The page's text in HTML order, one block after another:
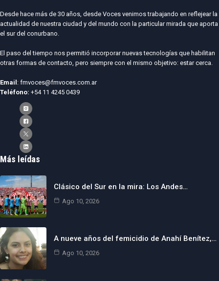
Desde hace más de 30 años, desde Voces venimos trabajando en reflejear la
actualidad de nuestra ciudad y del mundo con la particular mirada que aporta
el sur del conurbano.
El paso del tiempo nos permitió incorporar nuevas tecnologías que habilitan
otras formas de contacto, pero siempre con el mismo objetivo: estar cerca.
Email : fmvoces@fmvoces.com.ar
Teléfono: +54 11 4245 0439
Más leídas
Clásico del Sur en la mira: Los Andes…
Ago 10, 2026
A nueve años del femicidio de Anahí Benítez,…
Ago 10, 2026